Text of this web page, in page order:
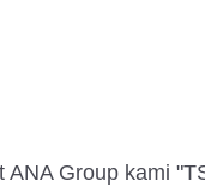
Group kami